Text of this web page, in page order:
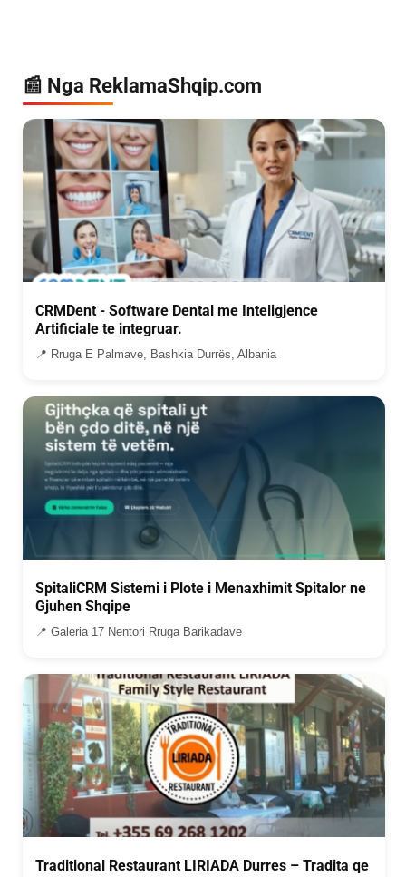
📰 Nga ReklamaShqip.com
CRMDent - Software Dental me Inteligjence
Artificiale te integruar.
📍 Rruga E Palmave, Bashkia Durrës, Albania
SpitaliCRM Sistemi i Plote i Menaxhimit Spitalor ne
Gjuhen Shqipe
📍 Galeria 17 Nentori Rruga Barikadave
Traditional Restaurant LIRIADA Durres – Tradita qe